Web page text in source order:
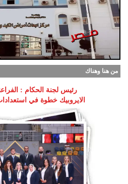
من هنا وهناك
رئيس لجنة الحكام :
الايروبيك خطوة في استعدادات